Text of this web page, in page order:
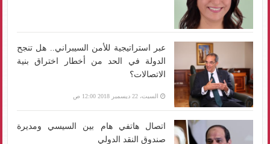
عبر استراتيجية للأمن السيبراني.. هل تنجح
الدولة في الحد من أخطار اختراق بنية
الاتصالات؟
السبت، 22 ديسمبر 2018 12:00 ص
اتصال هاتفي هام بين السيسي ومديرة
صندوق النقد الدولي